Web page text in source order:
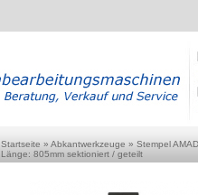
Startseite » Abkantwerkzeuge » Stempel
Länge: 805mm sektioniert / geteilt